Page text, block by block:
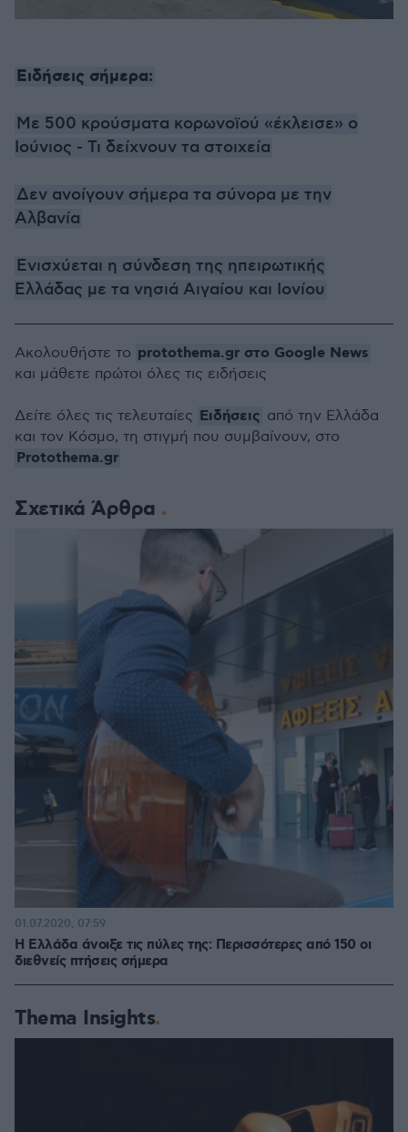
Ειδήσεις σήμερα:
Με 500 κρούσματα κορωνοϊού «έκλεισε» ο
Ιούνιος - Τι δείχνουν τα στοιχεία
Δεν ανοίγουν σήμερα τα σύνορα με την
Αλβανία
Ενισχύεται η σύνδεση της ηπειρωτικής
Ελλάδας με τα νησιά Αιγαίου και Ιονίου
Σχετικά Άρθρα
H Ελλάδα άνοιξε τις πύλες της: Περισσότερες από 150 οι
διεθνείς πτήσεις σήμερα
01.07.2020, 07:59
Thema Insights
Ακολουθήστε το protothema.gr στο Google News
και μάθετε πρώτοι όλες τις ειδήσεις
Δείτε όλες τις τελευταίες Ειδήσεις από την Ελλάδα
και τον Κόσμο, τη στιγμή που συμβαίνουν, στο
Protothema.gr